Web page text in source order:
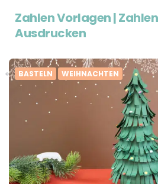
Zahlen Vorlagen |
Ausdrucken
BASTELN WEIHNACHTEN